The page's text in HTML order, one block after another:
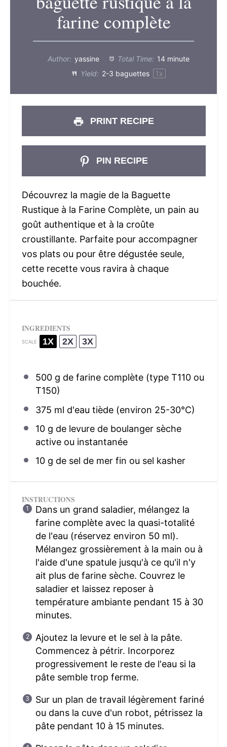
farine complète
Author: yassine Total Time: 14 minute
Yield: 2-3 baguettes 1x
PRINT RECIPE
PIN RECIPE
Découvrez la magie de la Baguette
Rustique à la Farine Complète, un pain au
goût authentique et à la croûte
croustillante. Parfaite pour accompagner
vos plats ou pour être dégustée seule,
cette recette vous ravira à chaque
bouchée.
INGREDIENTS
SCALE 1X 2X 3X
500 g de farine complète (type T110ou
T150)
375 ml d'eau tiède (environ 25-30°C)
10 g de levure de boulanger sèche
active ou instantanée
10 g de sel de mer fin ou sel kasher
INSTRUCTIONS
Dans un grand saladier, mélangez la
farine complète avec la quasi-totalité
de l'eau (réservez environ 50 ml).
Mélangez grossièrement à la main ou à
l'aide d'une spatule jusqu'à ce qu'il n'y
ait plus de farine sèche. Couvrez le
saladier et laissez reposer à
température ambiante pendant 15 à 30
minutes.
Ajoutez la levure et le sel à la pâte.
Commencez à pétrir. Incorporez
progressivement le reste de l'eau si la
pâte semble trop ferme.
Sur un plan de travail légèrement fariné
ou dans la cuve d'un robot, pétrissez la
pâte pendant 10 à 15 minutes.